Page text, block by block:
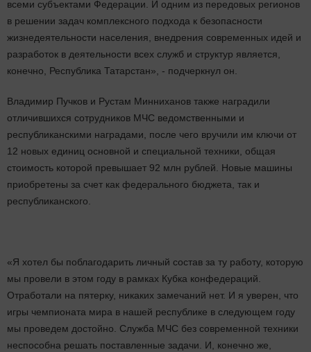
всеми субъектами Федерации. И одним из передовых регионов
в решении задач комплексного подхода к безопасности
жизнедеятельности населения, внедрения современных идей и
разработок в деятельности всех служб и структур является,
конечно, Республика Татарстан», - подчеркнул он.
Владимир Пучков и Рустам Минниханов также наградили
отличившихся сотрудников МЧС ведомственными и
республиканскими наградами, после чего вручили им ключи от
12 новых единиц основной и специальной техники, общая
стоимость которой превышает 92 млн рублей. Новые машины
приобретены за счет как федерального бюджета, так и
республиканского.
«Я хотел бы поблагодарить личный состав за ту работу, которую
мы провели в этом году в рамках Кубка конфедераций.
Отработали на пятерку, никаких замечаний нет. И я уверен, что
игры чемпионата мира в нашей республике в следующем году
мы проведем достойно. Служба МЧС без современной техники
неспособна решать поставленные задачи. И, конечно же,